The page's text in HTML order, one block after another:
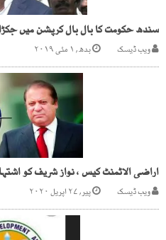
سندھ حکومت کا بال بال کرپشن میں
ویب ڈیسک بدھ, ۱ مئی ۲۰۱۹
ویب ڈیسک پیر, ۲۷ اپریل ۲۰۲۰